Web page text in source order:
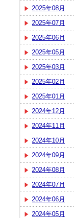
2025年08月
2025年07月
2025年06月
2025年05月
2025年03月
2025年02月
2025年01月
2024年12月
2024年11月
2024年10月
2024年09月
2024年08月
2024年07月
2024年06月
2024年05月